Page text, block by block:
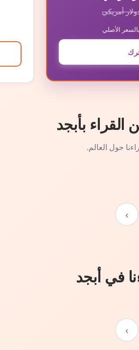
أمريكي
الأصلي
القراء بأبجد
حول العالم.
›
في أبجد
›